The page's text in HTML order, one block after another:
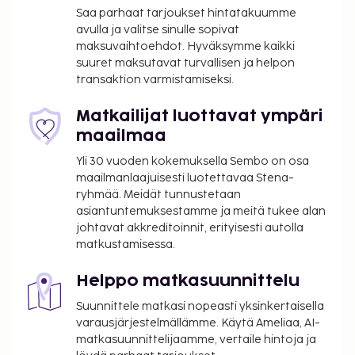
km / 23,4 mi
Pariisi (BVA-Beauvais) - 89,7 km / 55,7 mi
Pariisi (XCR-Chalons-Vatryn lentokenttä) - 214,2 km
palvelu ja ilmaiset sanomalehdet aulassa. Hyödynnä
lentokenttäkuljetukset (saatavilla ympäri
palveluihin sisältyvät muun muassa
hierontapalvelut, vartalohoidot ja kasvohoidot.
Paikan päällä on lisäksi sisäuima-allas, sauna sekä
kuntosali. Tämän palatsin palveluihin kuuluu muun
muassa ilmainen langaton internetyhteys,
Lähistöllä sijaitseville nähtävyyksille pääsee helposti
alueellisilla kuljetuksilla (lisämaksusta). Tämän
palatsissa ravintolan, L'Ecrin, joka on yksi sen 4
ravintolasta, erikoisuuksiin kuuluu ranskalainen
Saa parhaat tarjoukset hintatakuumme
avulla ja valitse sinulle sopivat
maksuvaihtoehdot. Hyväksymme kaikki
suuret maksutavat turvallisen ja helpon
transaktion varmistamiseksi.
Matkailijat luottavat ympäri
maailmaa
Yli 30 vuoden kokemuksella Sembo on osa
maailmanlaajuisesti luotettavaa Stena-
ryhmää. Meidät tunnustetaan
asiantuntemuksestamme ja meitä tukee alan
johtavat akkreditoinnit, erityisesti autolla
matkustamisessa.
Helppo matkasuunnittelu
Suunnittele matkasi nopeasti yksinkertaisella
varausjärjestelmällämme. Käytä Ameliaa, AI-
matkasuunnittelijaamme, vertaile hintoja ja